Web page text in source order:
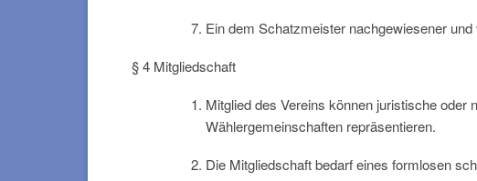
Ein dem Schatzmeister nachgewiesener
§ 4 Mitgliedschaft
Mitglied des Vereins können juristische oder
Wählergemeinschaften repräsentieren.
Die Mitgliedschaft bedarf eines formlosen